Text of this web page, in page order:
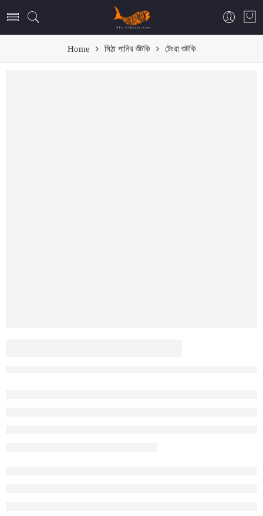
Home মিঠা পানির শুঁটকি টেংরা শুটকি